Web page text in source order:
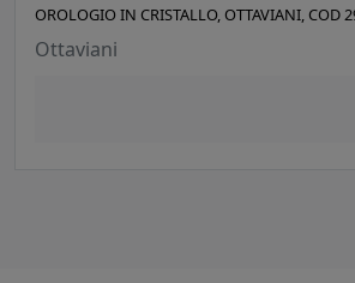
OROLOGIO IN CRISTALLO, OTTAVIANI, COD
Ottaviani